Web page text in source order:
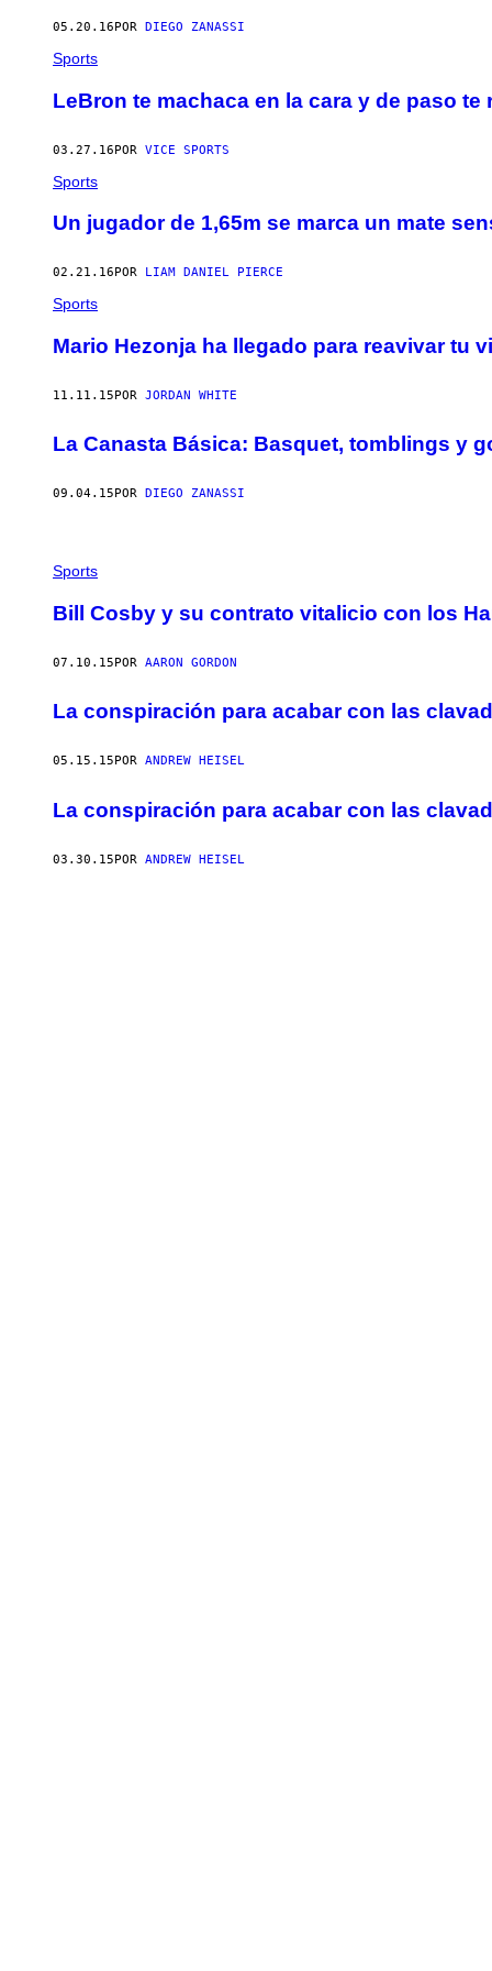
05.20.16 POR DIEGO ZANASSI
Sports
LeBron te machaca en la cara y de paso
03.27.16POR VICE SPORTS
Sports
Un jugador de 1,65m se marca un mate
02.21.16 POR LIAM DANIEL PIERCE
Sports
Mario Hezonja ha llegado para reavivar tu
11.11.15POR JORDAN WHITE
La Canasta Básica: ​Basquet, tomblings y
09.04.15 POR DIEGO ZANASSI
Sports
Bill Cosby y su contrato vitalicio con los
07.10.15POR AARON GORDON
La conspiración para acabar con las
05.15.15 POR ANDREW HEISEL
La conspiración para acabar con las
03.30.15POR ANDREW HEISEL